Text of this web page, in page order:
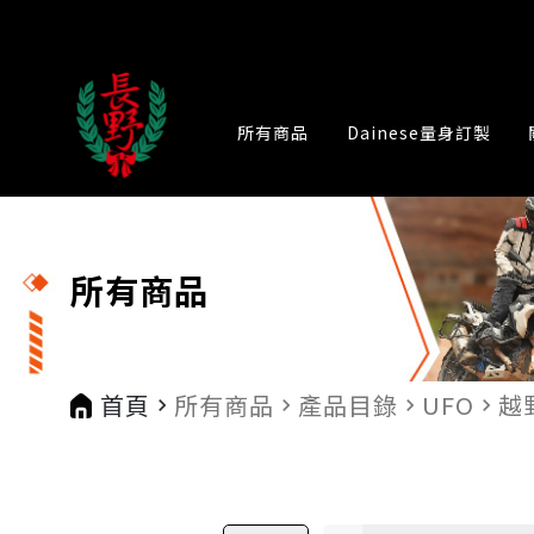
所有商品 Dainese量身訂製
所有商品
首頁 navigate_next 所有商品 navigate_next 產品目錄 navigate_next UFO navigate_next 越